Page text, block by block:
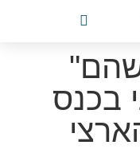
בכנס